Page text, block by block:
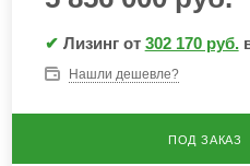
✔ Лизинг от 302 170 руб.
Нашли дешевле?
ПОД ЗАКАЗ